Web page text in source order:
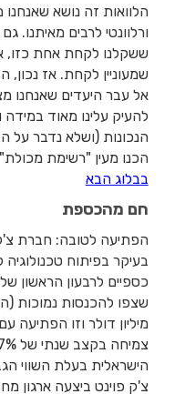
הלוואות זה נושא
ורלוונטי לרבים מאיתנו.
ששקלנו לקחת אחת כזו,
שמעוניין לקחת. אז נכון,
אל עבר היעדים שאנחנו
להעיק עלינו מאוד
הנכונות (ושלא נדבר על
הכנו מעין "רשימת
בבלוג הבא
חם מהכספת
הפתיעה לטובה: חברת
בעיקר בפיתוח
הישראלית בעלת השווי
צ'ק פוינט ביצעה ארגון